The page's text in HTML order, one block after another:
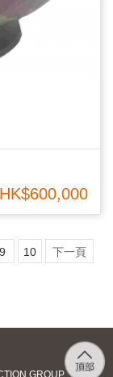
9 10
下一頁
GROUP